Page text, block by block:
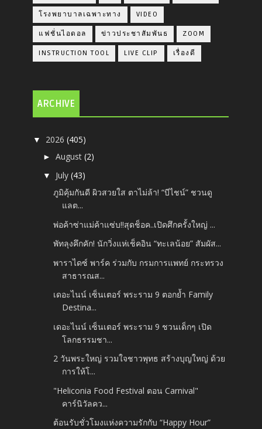
โรงพยาบาลเฉพาะทาง VIDEO
แฟชั่นไอดอล ข่าวประชาสัมพันธ ZOOM
INSTRUCTION TOOL LIVE CLIP เรื่องดี
ARCHIVE
▼ 2026(405)
►August(2)
▼ July(43)
ภูมิคุ้มกันดี ผิวสวยใส ตาไม่ล้า! “บีไชน์” ชวนดู
แลต...
พ่อค้าซ่าแม่ค้าแซ่บ!!สุดช็อค..เปิดศึกครั้งใหญ่ ...
พัทลุงคึกคัก! นักวิ่งแห่เช็คอิน “ทะเลน้อย” สัมผัส...
พาราไดซ์ พาร์ค ร่วมกับ กรมการแพทย์ กระทรวง
สาธารณส...
เดอะไนน์ เซ็นเตอร์ พระราม 9 ตอกย้ำ Family
Destina...
เดอะไนน์ เซ็นเตอร์ พระราม 9 ชวนเด็กๆ เปิด
โลกธรรมชา...
2 วันพระใหญ่ รวมใจชาวพุทธ สร้างบุญใหญ่ ด้วย
การให้โ...
"Heliconia Food Festival ตอน Carnival"
คาร์นิวัลคว...
ต้อนรับชั่วโมงแห่งความรักกับ “Happy Hour”